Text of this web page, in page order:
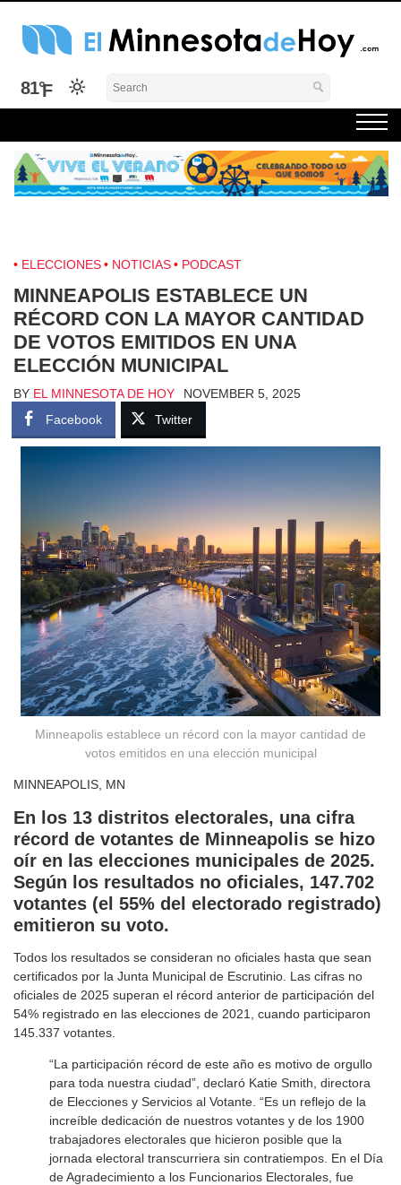
Skip
El Minnesota de Hoy Noticias
Latino Noticias Minnesota News
81°
ELECCIONES NOTICIAS PODCAST
MINNEAPOLIS ESTABLECE UN
RÉCORD CON LA MAYOR CANTIDAD
DE VOTOS EMITIDOS EN UNA
ELECCIÓN MUNICIPAL
BY EL MINNESOTA DE HOY
NOVEMBER 5, 2025
Facebook
Twitter
Minneapolis establece un récord con la mayor cantidad de
votos emitidos en una elección municipal
MINNEAPOLIS, MN
En los 13 distritos electorales, una cifra
récord de votantes de Minneapolis se hizo
oír en las elecciones municipales de 2025.
Según los resultados no oficiales, 147.702
votantes (el 55% del electorado registrado)
emitieron su voto.
Todos los resultados se consideran no oficiales hasta que sean
certificados por la Junta Municipal de Escrutinio. Las cifras no
oficiales de 2025 superan el récord anterior de participación del
54% registrado en las elecciones de 2021, cuando participaron
145.337 votantes.
“La participación récord de este año es motivo de orgullo
para toda nuestra ciudad”, declaró Katie Smith, directora
de Elecciones y Servicios al Votante. “Es un reflejo de la
increíble dedicación de nuestros votantes y de los 1900
trabajadores electorales que hicieron posible que la
jornada electoral transcurriera sin contratiempos. En el Día
de Agradecimiento a los Funcionarios Electorales, fue